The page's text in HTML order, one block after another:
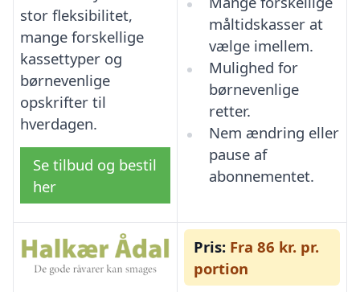
stor fleksibilitet,
mange forskellige
kassettyper og
børnevenlige
opskrifter til
hverdagen.
Se tilbud og bestil
her
måltidskasser at
vælge imellem.
Mulighed for
børnevenlige
retter.
Nem ændring eller
pause af
abonnementet.
Pris: Fra 86 kr. pr.
portion